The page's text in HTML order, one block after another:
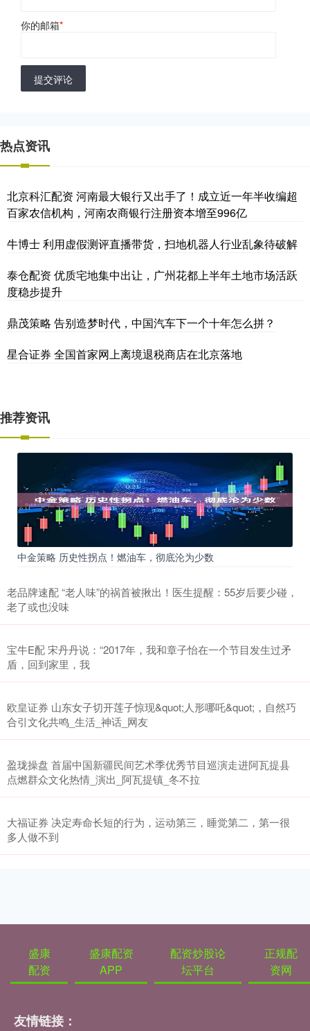
你的邮箱*
提交评论
热点资讯
北京科汇配资 河南最大银行又出手了！成立近一年半收编超
百家农信机构，河南农商银行注册资本增至996亿
牛博士 利用虚假测评直播带货，扫地机器人行业乱象待破解
泰仓配资 优质宅地集中出让，广州花都上半年土地市场活跃
度稳步提升
鼎茂策略 告别造梦时代，中国汽车下一个十年怎么拼？
星合证券 全国首家网上离境退税商店在北京落地
推荐资讯
中金策略 历史性拐点！燃油车，彻底沦为少数
老品牌速配 “老人味”的祸首被揪出！医生提醒：55岁后要少碰，
老了或也没味
宝牛E配 宋丹丹说：“2017年，我和章子怡在一个节目发生过矛
盾，回到家里，我
欧皇证券 山东女子切开莲子惊现&quot;人形哪吒&quot;，自然巧
合引文化共鸣_生活_神话_网友
盈珑操盘 首届中国新疆民间艺术季优秀节目巡演走进阿瓦提县
点燃群众文化热情_演出_阿瓦提镇_冬不拉
大福证券 决定寿命长短的行为，运动第三，睡觉第二，第一很
多人做不到
盛康
配资
盛康配资
APP
配资炒股论
坛平台
正规配
资网
友情链接：